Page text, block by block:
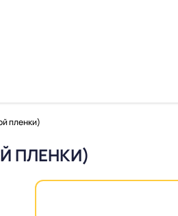
пленки)
ПЛЕНКИ)